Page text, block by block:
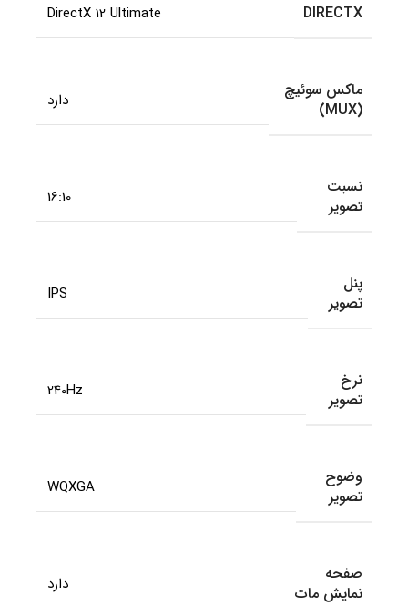
DIRECTX
DirectX 12 Ultimate
ماکس سوئیچ
(MUX)
دارد
نسبت
تصویر
16:10
پنل
تصویر
IPS
نرخ
تصویر
240Hz
وضوح
تصویر
WQXGA
صفحه
نمایش مات
دارد